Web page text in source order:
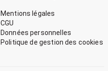
Mentions légales
CGU
Données personnelles
Politique de gestion des cookies